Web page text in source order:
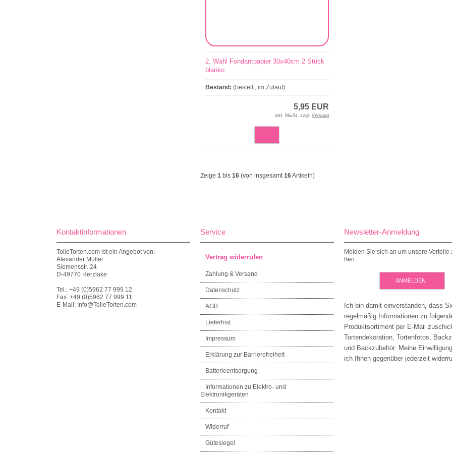
2. Wahl Fondantpapier 30x40cm 2 Stück
blanko
Bestand: (bestellt, im Zulauf)
5,95 EUR
inkl. MwSt. zzgl. Versand
Zeige 1 bis 16 (von insgesamt 16Artikeln)
Kontaktinformationen
TolleTorten.com ist ein Angebot von:
Alexander Müller
Siemensstr. 24
D-49770 Herzlake
Tel.: +49 (0)5962 77 999 12
Fax: +49 (0)5962 77 999 11
E-Mail: Info@TolleTorten.com
Service
Vertrag widerrufen
Zahlung & Versand
Datenschutz
AGB
Lieferfrist
Impressum
Erklärung zur Barrierefreiheit
Batterieentsorgung
Informationen zu Elektro- und
Elektronikgeräten
Kontakt
Widerruf
Gütesiegel
Newsletter-Anmeldung
Melden Sie sich an um unsere Vorteile
ßen
ANMELDEN
Ich bin damit einverstanden, dass
regelmäßig Informationen zu
Produktsortiment per E-Mail
Tortendekoration, Tortenfotos,
und Backzubehör. Meine
ich Ihnen gegenüber jederzeit